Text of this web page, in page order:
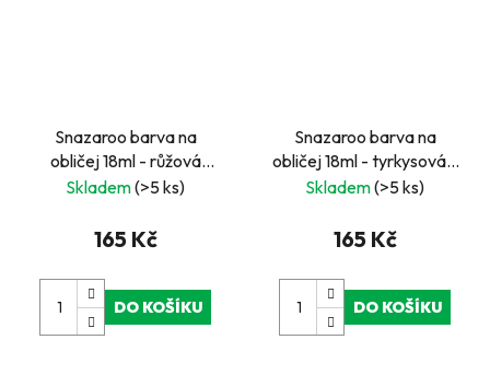
Snazaroo barva na
obličej 18ml - růžová
světlá - Pale Pink
Skladem(>5 ks)
165 Kč
DO KOŠÍKU
Snazaroo barva na
obličej 18ml - tyrkysová -
"Turquoise"
Skladem(>5 ks)
165 Kč
DO KOŠÍKU